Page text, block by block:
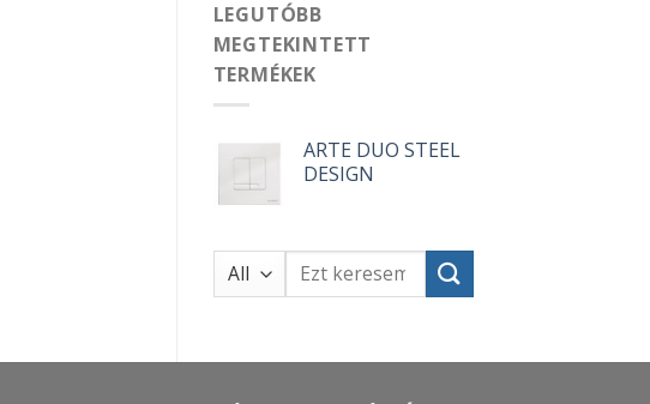
LEGUTÓBB
MEGTEKINTETT
TERMÉKEK
ARTE DUO STEEL
DESIGN
Keresés